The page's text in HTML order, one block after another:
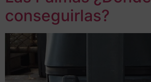
conseguirlas?